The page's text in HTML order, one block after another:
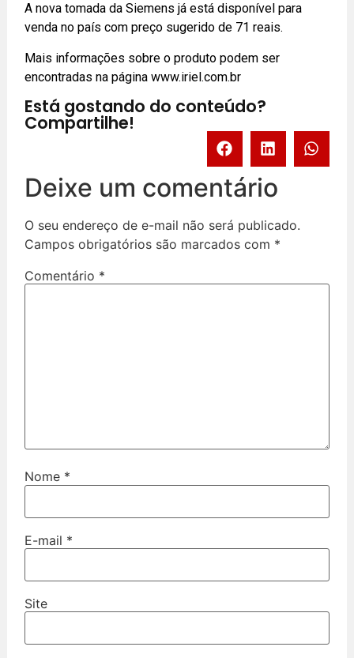
A nova tomada da Siemens já está disponível para
venda no país com preço sugerido de 71 reais.
Mais informações sobre o produto podem ser
encontradas na páginawww.iriel.com.br
Está gostando do conteúdo?
Compartilhe!
Deixe um comentário
O seu endereço de e-mail não será publicado.
Campos obrigatórios são marcados com *
Comentário *
Nome *
E-mail *
Site